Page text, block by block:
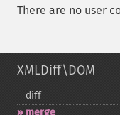
There are no user
XMLDiff\DOM
diff
merge